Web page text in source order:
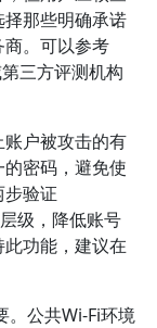
那些明确承诺
。可以参考
三方评测机构
户被攻击的有
密码，避免使
验证
级，降低账号
功能，建议在
。公共Wi-Fi环境